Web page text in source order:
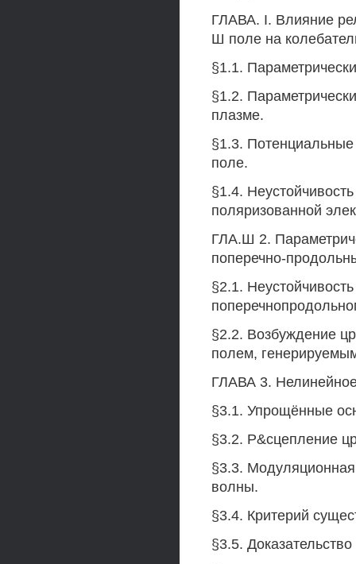
ГЛАВА. I. Влияние
Ш поле на
§1.1.
§1.2.
плазме.
§1.3.
поле.
§1.4.
поляризованной
ГЛА.Ш 2.
поперечно-
§2.1.
§2.2. Возбуждение
полем,
ГЛАВА 3.
§3.1. Упрощённые
§3.2. Р&сцепление
§3.3.
волны.
§3.4. Критерий
§3.5.